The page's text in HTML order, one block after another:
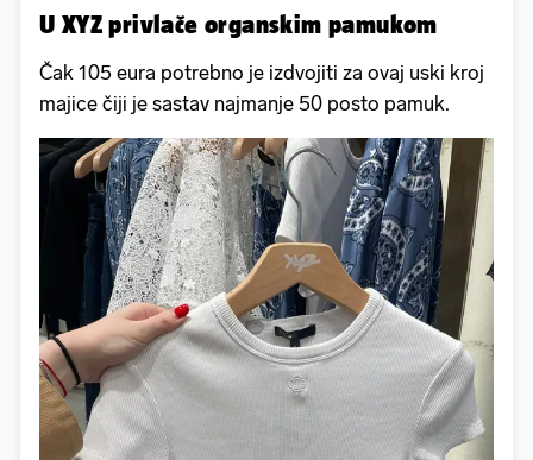
U XYZ privlače organskim pamukom
Čak 105 eura potrebno je izdvojiti za ovaj uski kroj
majice čiji je sastav najmanje 50 posto pamuk.